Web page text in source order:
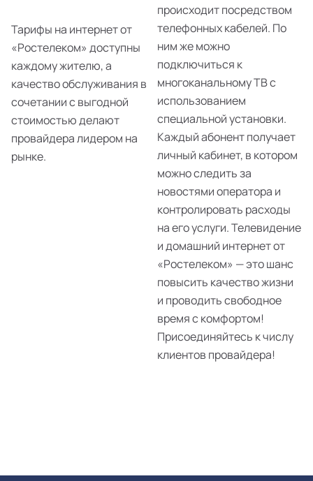
Тарифы на интернет от
«Ростелеком» доступны
каждому жителю, а
качество обслуживания в
сочетании с выгодной
стоимостью делают
провайдера лидером на
рынке.
происходит посредством
телефонных кабелей. По
ним же можно
подключиться к
многоканальному ТВ с
использованием
специальной установки.
Каждый абонент получает
личный кабинет, в котором
можно следить за
новостями оператора и
контролировать расходы
на его услуги. Телевидение
и домашний интернет от
«Ростелеком» — это шанс
повысить качество жизни
и проводить свободное
время с комфортом!
Присоединяйтесь к числу
клиентов провайдера!